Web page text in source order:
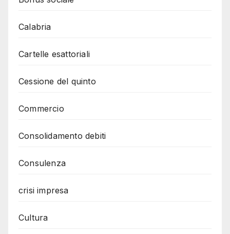
Calabria
Cartelle esattoriali
Cessione del quinto
Commercio
Consolidamento debiti
Consulenza
crisi impresa
Cultura